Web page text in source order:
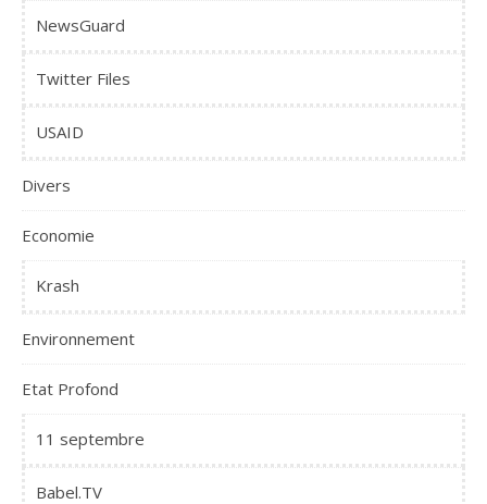
NewsGuard
Twitter Files
USAID
Divers
Economie
Krash
Environnement
Etat Profond
11 septembre
Babel.TV